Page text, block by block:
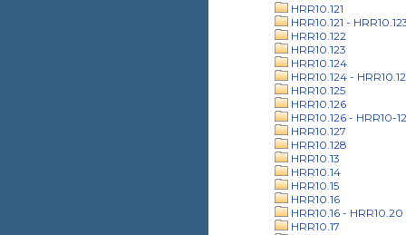
HRR10.121
HRR10.121 -
HRR10.122
HRR10.123
HRR10.124
HRR10.124 -
HRR10.125
HRR10.126
HRR10.126 - HRR10-
HRR10.127
HRR10.128
HRR10.13
HRR10.14
HRR10.15
HRR10.16
HRR10.16 - HRR10.20
HRR10.17